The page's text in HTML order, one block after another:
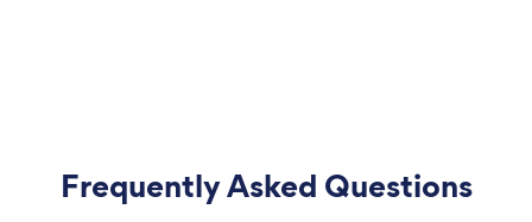
Frequently Asked Questions